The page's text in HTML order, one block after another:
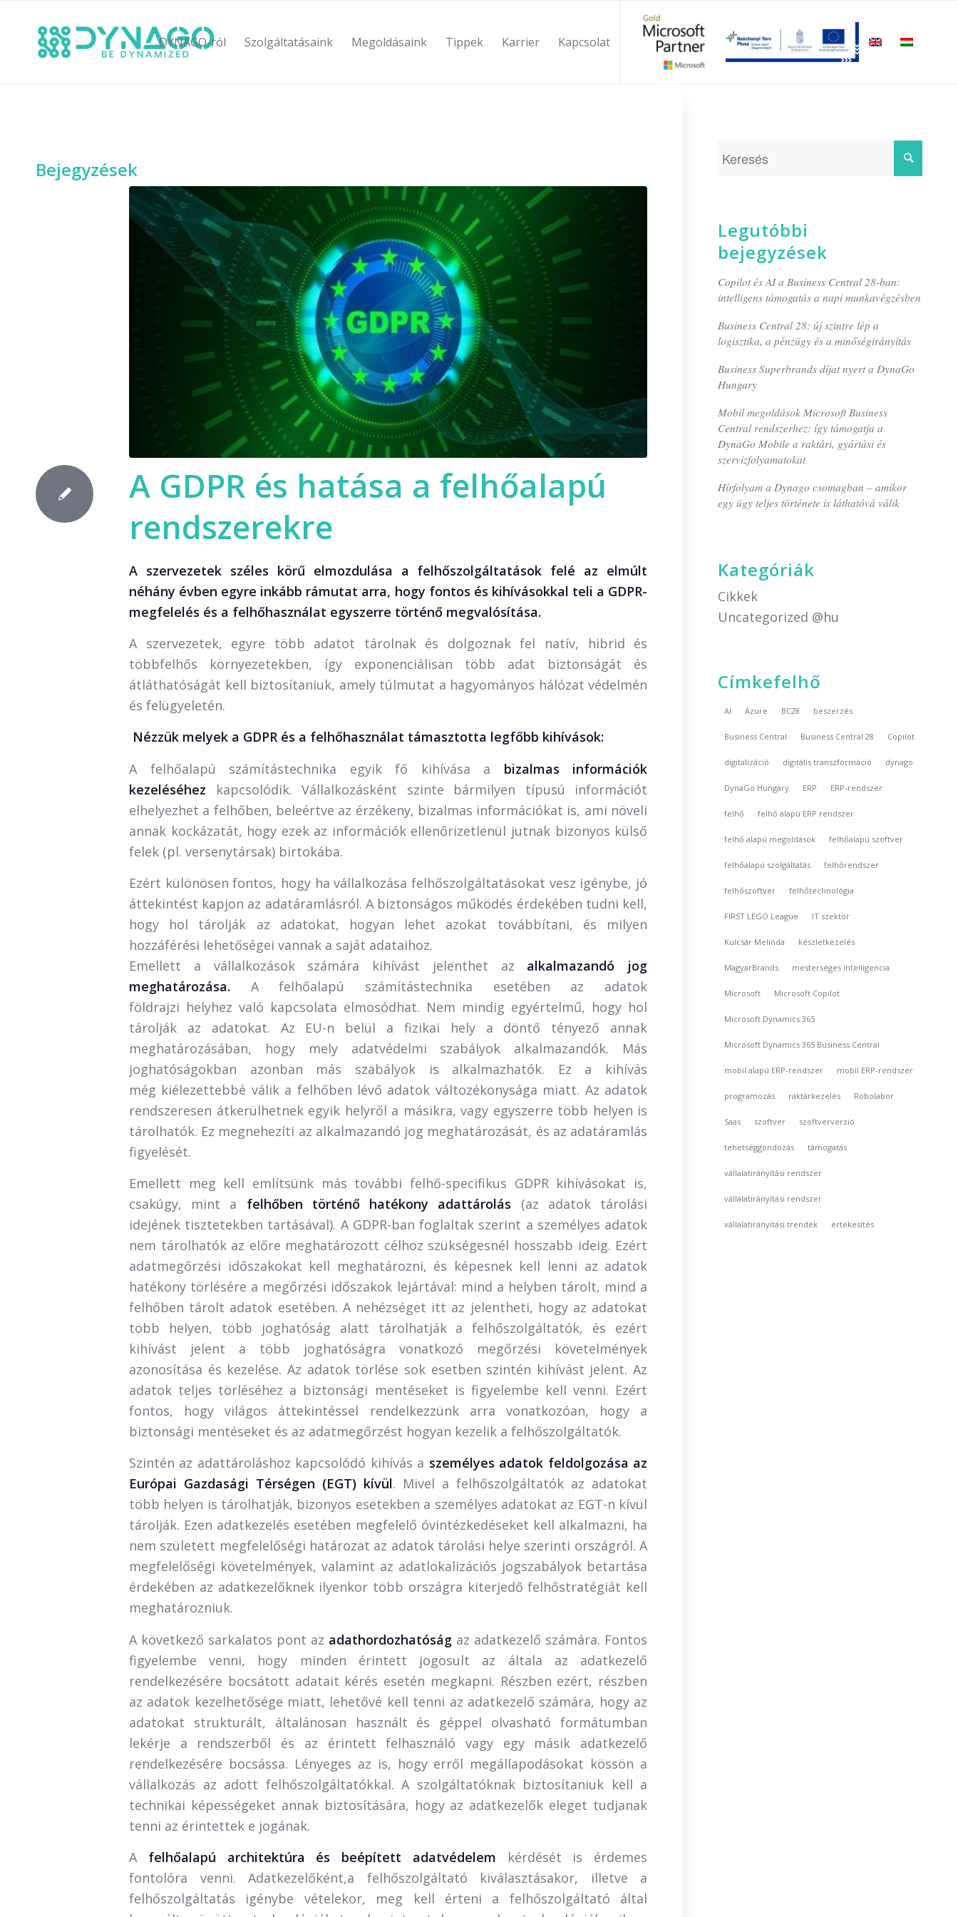
DYNAGO-ról Szolgáltatásaink Megoldásaink Tippek Karrier Kapcsolat
Bejegyzések
A GDPR és hatása a felhőalapú
rendszerekre
A szervezetek széles körű elmozdulása a felhőszolgáltatások felé az elmúlt
néhány évben egyre inkább rámutat arra, hogy fontos és kihívásokkal teli a GDPR-
megfelelés és a felhőhasználat egyszerre történő megvalósítása.
A szervezetek, egyre több adatot tárolnak és dolgoznak fel natív, hibrid és
többfelhős környezetekben, így exponenciálisan több adat biztonságát és
átláthatóságát kell biztosítaniuk, amely túlmutat a hagyományos hálózat védelmén
és felügyeletén.
Nézzük melyek a GDPR és a felhőhasználat támasztotta legfőbb kihívások:
A felhőalapú számítástechnika egyik fő kihívása a bizalmas információk
kezeléséhez kapcsolódik. Vállalkozásként szinte bármilyen típusú információt
elhelyezhet a felhőben, beleértve az érzékeny, bizalmas információkat is, ami növeli
annak kockázatát, hogy ezek az információk ellenőrizetlenül jutnak bizonyos külső
felek (pl. versenytársak) birtokába.
Ezért különösen fontos, hogy ha vállalkozása felhőszolgáltatásokat vesz igénybe, jó
áttekintést kapjon az adatáramlásról. A biztonságos működés érdekében tudni kell,
hogy hol tárolják az adatokat, hogyan lehet azokat továbbítani, és milyen
hozzáférési lehetőségei vannak a saját adataihoz.
Emellett a vállalkozások számára kihívást jelenthet az alkalmazandó jog
meghatározása. A felhőalapú számítástechnika esetében az adatok
földrajzi helyhez való kapcsolata elmosódhat. Nem mindig egyértelmű, hogy hol
tárolják az adatokat. Az EU-n belül a fizikai hely a döntő tényező annak
meghatározásában, hogy mely adatvédelmi szabályok alkalmazandók. Más
joghatóságokban azonban más szabályok is alkalmazhatók. Ez a kihívás
még kiélezettebbé válik a felhőben lévő adatok változékonysága miatt. Az adatok
rendszeresen átkerülhetnek egyik helyről a másikra, vagy egyszerre több helyen is
tárolhatók. Ez megnehezíti az alkalmazandó jog meghatározását, és az adatáramlás
figyelését.
Emellett meg kell említsünk más további felhő-specifikus GDPR kihívásokat is,
csakúgy, mint a felhőben történő hatékony adattárolás (az adatok tárolási
idejének tisztetekben tartásával). A GDPR-ban foglaltak szerint a személyes adatok
nem tárolhatók az előre meghatározott célhoz szükségesnél hosszabb ideig. Ezért
adatmegőrzési időszakokat kell meghatározni, és képesnek kell lenni az adatok
hatékony törlésére a megőrzési időszakok lejártával: mind a helyben tárolt, mind a
felhőben tárolt adatok esetében. A nehézséget itt az jelentheti, hogy az adatokat
több helyen, több joghatóság alatt tárolhatják a felhőszolgáltatók, és ezért
kihívást jelent a több joghatóságra vonatkozó megőrzési követelmények
azonosítása és kezelése. Az adatok törlése sok esetben szintén kihívást jelent. Az
adatok teljes törléséhez a biztonsági mentéseket is figyelembe kell venni. Ezért
fontos, hogy világos áttekintéssel rendelkezzünk arra vonatkozóan, hogy a
biztonsági mentéseket és az adatmegőrzést hogyan kezelik a felhőszolgáltatók.
Szintén az adattároláshoz kapcsolódó kihívás a személyes adatok feldolgozása az
Európai Gazdasági Térségen (EGT) kívül. Mivel a felhőszolgáltatók az adatokat
több helyen is tárolhatják, bizonyos esetekben a személyes adatokat az EGT-n kívül
tárolják. Ezen adatkezelés esetében megfelelő óvintézkedéseket kell alkalmazni, ha
nem született megfelelőségi határozat az adatok tárolási helye szerinti országról. A
megfelelőségi követelmények, valamint az adatlokalizációs jogszabályok betartása
érdekében az adatkezelőknek ilyenkor több országra kiterjedő felhőstratégiát kell
meghatározniuk.
A következő sarkalatos pont az adathordozhatóság az adatkezelő számára. Fontos
figyelembe venni, hogy minden érintett jogosult az általa az adatkezelő
rendelkezésére bocsátott adatait kérés esetén megkapni. Részben ezért, részben
az adatok kezelhetősége miatt, lehetővé kell tenni az adatkezelő számára, hogy az
adatokat strukturált, általánosan használt és géppel olvasható formátumban
lekérje a rendszerből és az érintett felhasználó vagy egy másik adatkezelő
rendelkezésére bocsássa. Lényeges az is, hogy erről megállapodásokat kössön a
vállalkozás az adott felhőszolgáltatókkal. A szolgáltatóknak biztosítaniuk kell a
technikai képességeket annak biztosítására, hogy az adatkezelők eleget tudjanak
tenni az érintettek e jogának.
A felhőalapú architektúra és beépített adatvédelem
kérdését is érdemes
fontolóra venni. Adatkezelőként,a felhőszolgáltató kiválasztásakor, illetve a
felhőszolgáltatás igénybe vételekor, meg kell érteni a felhőszolgáltató által
Legutóbbi
bejegyzések
Copilot és AI a Business Central 28-ban:
intelligens támogatás a napi munkavégzésben
Business Central 28: új szintre lép a
logisztika, a pénzügy és a minőségirányítás
Business Superbrands díjat nyert a DynaGo
Hungary
Mobil megoldások Microsoft Business
Central rendszerhez: így támogatja a
DynaGo Mobile a raktári, gyártási és
szervizfolyamatokat
Hírfolyam a Dynago csomagban – amikor
egy ügy teljes története is láthatóvá válik
Kategóriák
Cikkek
Uncategorized @hu
Címkefelhő
AI Azure BC28 beszerzés
Business Central Business Central 28 Copilot
digitalizáció digitális transzformáció dynago
DynaGo Hungary ERP ERP-rendszer
felhő felhő alapú ERP rendszer
felhő alapú megoldások felhőalapú szoftver
felhőalapú szolgáltatás felhőrendszer
felhőszoftver felhőtechnológia
FIRST LEGO League IT szektor
Kulcsár Melinda készletkezelés
MagyarBrands mesterséges intelligencia
Microsoft Microsoft Copilot
Microsoft Dynamics 365
Microsoft Dynamics 365 Business Central
mobil alapú ERP-rendszer mobil ERP-rendszer
programozás raktárkezelés Robolabor
Saas szoftver szoftververzió
tehetséggondozás támogatás
vállalatirányítási rendszer
vállalatirányítási rendszer
vállalatirányítási trendek értékesítés